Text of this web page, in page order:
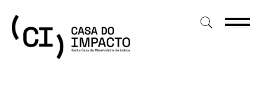
content